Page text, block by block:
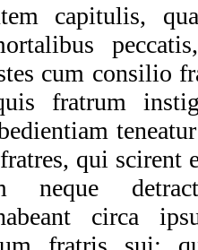
capitulis,
cum consilio
fratrum
qui scirent
neque
circa